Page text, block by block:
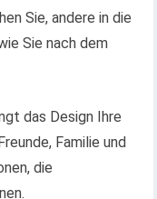
Sie, andere in die
Sie nach dem
das Design Ihre
Familie und
die